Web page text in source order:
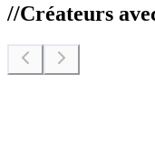
//Créateurs